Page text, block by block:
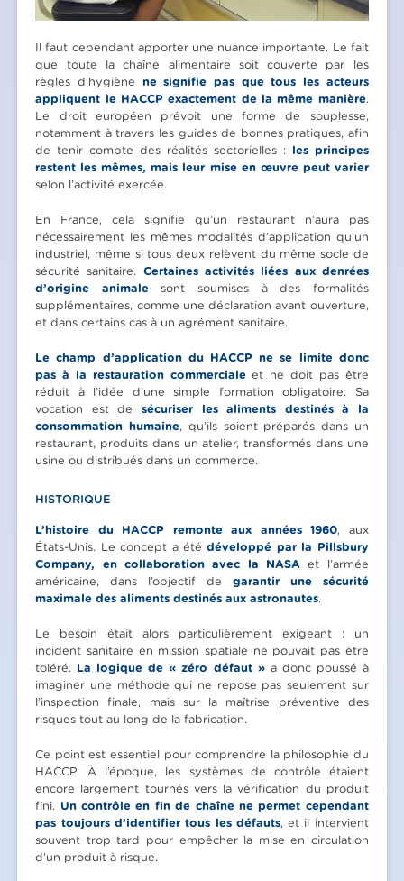
Il faut cependant apporter une nuance importante. Le fait
que toute la chaîne alimentaire soit couverte par les
règles d’hygiène ne signifie pas que tous les acteurs
appliquent le HACCP exactement de la même manière.
Le droit européen prévoit une forme de souplesse,
notamment à travers les guides de bonnes pratiques, afin
de tenir compte des réalités sectorielles : les principes
restent les mêmes, mais leur mise en œuvre peut varier
selon l’activité exercée.
En France, cela signifie qu’un restaurant n’aura pas
nécessairement les mêmes modalités d’application qu’un
industriel, même si tous deux relèvent du même socle de
sécurité sanitaire. Certaines activités liées aux denrées
d’origine animalesont soumises à des formalités
supplémentaires, comme une déclaration avant ouverture,
et dans certains cas à un agrément sanitaire.
Le champ d’application du HACCP ne se limite donc
pas à la restauration commercialeet ne doit pas être
réduit à l’idée d’une simple formation obligatoire. Sa
vocation est de sécuriser les aliments destinés à la
consommation humaine, qu’ils soient préparés dans un
restaurant, produits dans un atelier, transformés dans une
usine ou distribués dans un commerce.
HISTORIQUE
L’histoire du HACCP remonte aux années 1960, aux
États-Unis. Le concept a étédéveloppé par la Pillsbury
Company, en collaboration avec la NASA et l’armée
américaine, dans l’objectif de garantir une sécurité
maximale des aliments destinés aux astronautes.
Le besoin était alors particulièrement exigeant : un
incident sanitaire en mission spatiale ne pouvait pas être
toléré. La logique de « zéro défaut »a donc poussé à
imaginer une méthode qui ne repose pas seulement sur
l’inspection finale, mais sur la maîtrise préventive des
risques tout au long de la fabrication.
Ce point est essentiel pour comprendre la philosophie du
HACCP. À l’époque, les systèmes de contrôle étaient
encore largement tournés vers la vérification du produit
fini. Un contrôle en fin de chaîne ne permet cependant
pas toujours d’identifier tous les défauts, et il intervient
souvent trop tard pour empêcher la mise en circulation
d’un produit à risque.